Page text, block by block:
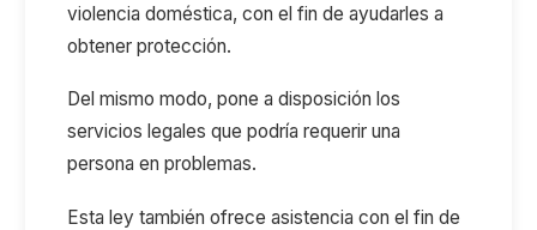
violencia doméstica, con el fin de ayudarles a
obtener protección.
Del mismo modo, pone a disposición los
servicios legales que podría requerir una
persona en problemas.
Esta ley también ofrece asistencia con el fin de